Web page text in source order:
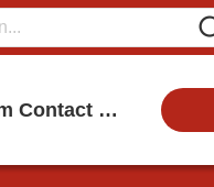
Neem Contact Met Ons Op